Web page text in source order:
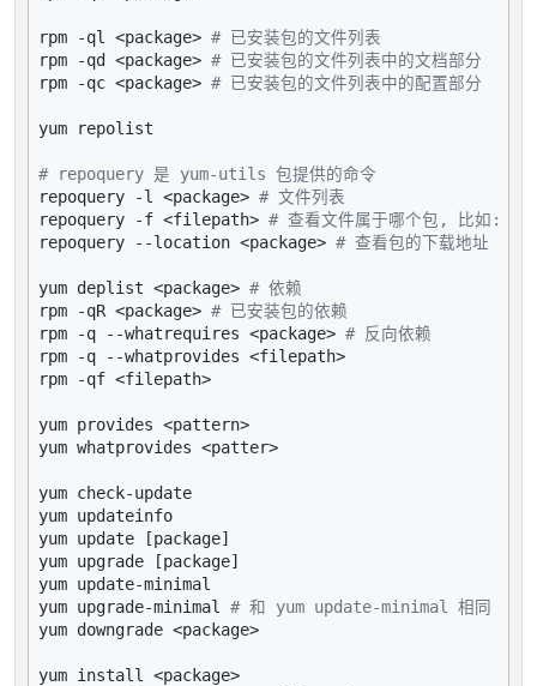
rpm -ql <package> # 已安装包的文件列表
rpm -qd <package> # 已安装包的文件列表中的文档部分
rpm -qc <package> # 已安装包的文件列表中的配置部分
yum repolist
# repoquery 是 yum-utils 包提供的命令
repoquery -l <package> # 文件列表
repoquery -f <filepath> # 查看文件属于哪个包, 比如:
repoquery --location <package> # 查看包的下载地址
yum deplist <package> # 依赖
rpm -qR <package> # 已安装包的依赖
rpm -q --whatrequires <package> # 反向依赖
rpm -q --whatprovides <filepath>
rpm -qf <filepath>
yum provides <pattern>
yum whatprovides <patter>
yum check-update
yum updateinfo
yum update [package]
yum upgrade [package]
yum update-minimal
yum upgrade-minimal # 和 yum update-minimal 相同
yum downgrade <package>
yum install <package>